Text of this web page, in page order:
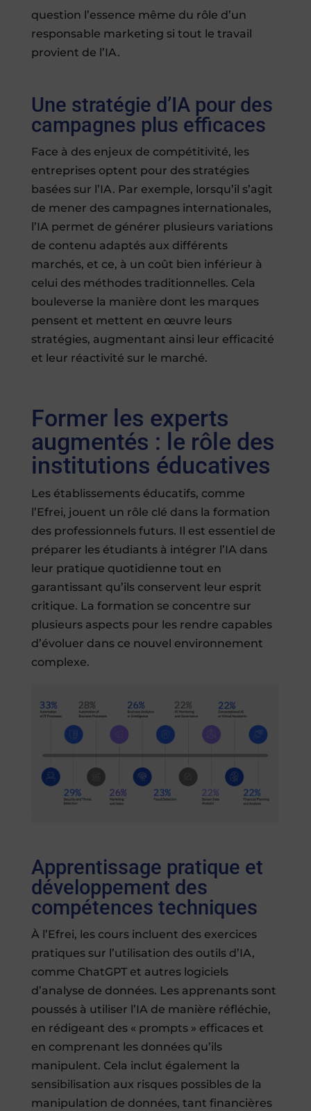
question l’essence même du rôle d’un
responsable marketing si tout le travail
provient de l’IA.
Une stratégie d’IA pour des
campagnes plus efficaces
Face à des enjeux de compétitivité, les
entreprises optent pour des stratégies
basées sur l’IA. Par exemple, lorsqu’il s’agit
de mener des campagnes internationales,
l’IA permet de générer plusieurs variations
de contenu adaptés aux différents
marchés, et ce, à un coût bien inférieur à
celui des méthodes traditionnelles. Cela
bouleverse la manière dont les marques
pensent et mettent en œuvre leurs
stratégies, augmentant ainsi leur efficacité
et leur réactivité sur le marché.
Former les experts
augmentés : le rôle des
institutions éducatives
Les établissements éducatifs, comme
l’Efrei, jouent un rôle clé dans la formation
des professionnels futurs. Il est essentiel de
préparer les étudiants à intégrer l’IA dans
leur pratique quotidienne tout en
garantissant qu’ils conservent leur esprit
critique. La formation se concentre sur
plusieurs aspects pour les rendre capables
d’évoluer dans ce nouvel environnement
complexe.
Apprentissage pratique et
développement des
compétences techniques
À l’Efrei, les cours incluent des exercices
pratiques sur l’utilisation des outils d’IA,
comme ChatGPT et autres logiciels
d’analyse de données. Les apprenants sont
poussés à utiliser l’IA de manière réfléchie,
en rédigeant des « prompts » efficaces et
en comprenant les données qu’ils
manipulent. Cela inclut également la
sensibilisation aux risques possibles de la
manipulation de données, tant financières